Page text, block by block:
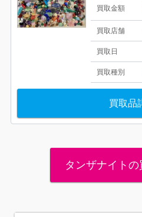
買取金額
買取店舗
買取日
買取種別
買取品
タンザナイト